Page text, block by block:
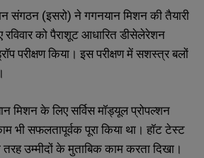
संगठन (इसरो) ने गगनयान मिशन की तैयारी
को पैराशूट आधारित डीसेलेरेशन
परीक्षण किया। इस परीक्षण में सशस्त्र बलों
मिशन के लिए सर्विस मॉड्यूल प्रोपल्शन
भी सफलतापूर्वक पूरा किया था। हॉट टेस्ट
उम्मीदों के मुताबिक काम करता दिखा।